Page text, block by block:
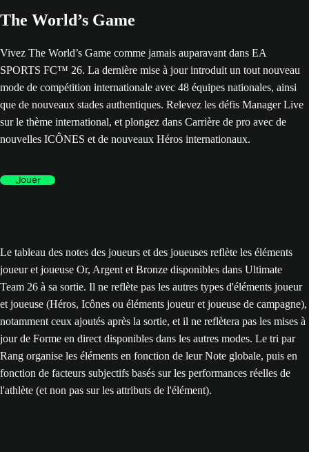
The World’s Game
Vivez The World’s Game comme jamais auparavant dans EA
SPORTS FC™ 26. La dernière mise à jour introduit un tout nouveau
mode de compétition internationale avec 48 équipes nationales, ainsi
que de nouveaux stades authentiques. Relevez les défis Manager Live
sur le thème international, et plongez dans Carrière de pro avec de
nouvelles ICÔNES et de nouveaux Héros internationaux.
Jouer
Le tableau des notes des joueurs et des joueuses reflète les éléments
joueur et joueuse Or, Argent et Bronze disponibles dans Ultimate
Team 26 à sa sortie. Il ne reflète pas les autres types d'éléments joueur
et joueuse (Héros, Icônes ou éléments joueur et joueuse de campagne),
notamment ceux ajoutés après la sortie, et il ne reflètera pas les mises à
jour de Forme en direct disponibles dans les autres modes. Le tri par
Rang organise les éléments en fonction de leur Note globale, puis en
fonction de facteurs subjectifs basés sur les performances réelles de
l'athlète (et non pas sur les attributs de l'élément).